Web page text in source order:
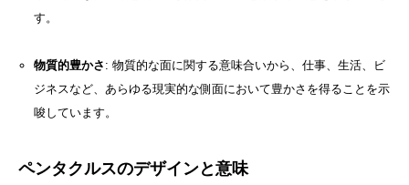
す。
物質的豊かさ : 物質的な面に関する意味合いから、仕事、生活、ビ
ジネスなど、あらゆる現実的な側面において豊かさを得ることを示
唆しています。
ペンタクルスのデザインと意味